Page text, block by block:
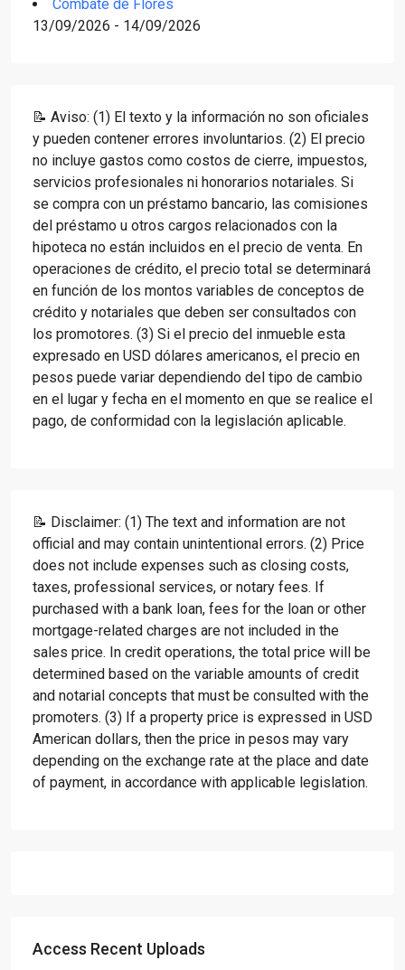
Combate de Flores
13/09/2026 - 14/09/2026
📝 Aviso: (1) El texto y la información no son oficiales
y pueden contener errores involuntarios. (2) El precio
no incluye gastos como costos de cierre, impuestos,
servicios profesionales ni honorarios notariales. Si
se compra con un préstamo bancario, las comisiones
del préstamo u otros cargos relacionados con la
hipoteca no están incluidos en el precio de venta. En
operaciones de crédito, el precio total se determinará
en función de los montos variables de conceptos de
crédito y notariales que deben ser consultados con
los promotores. (3) Si el precio del inmueble esta
expresado en USD dólares americanos, el precio en
pesos puede variar dependiendo del tipo de cambio
en el lugar y fecha en el momento en que se realice el
pago, de conformidad con la legislación aplicable.
📝 Disclaimer: (1) The text and information are not
official and may contain unintentional errors. (2) Price
does not include expenses such as closing costs,
taxes, professional services, or notary fees. If
purchased with a bank loan, fees for the loan or other
mortgage-related charges are not included in the
sales price. In credit operations, the total price will be
determined based on the variable amounts of credit
and notarial concepts that must be consulted with the
promoters. (3) If a property price is expressed in USD
American dollars, then the price in pesos may vary
depending on the exchange rate at the place and date
of payment, in accordance with applicable legislation.
Access Recent Uploads